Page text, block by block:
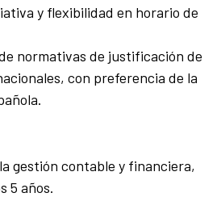
y flexibilidad en horario de
normativas de justificación de
con preferencia de la
gestión contable y financiera,
5 años.